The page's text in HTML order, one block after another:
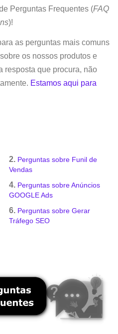
Perguntas Frequentes (FAQ
)!
as perguntas mais comuns
os nossos produtos e
resposta que procura, não
Estamos aqui para
2. Perguntas sobre Funil de
Vendas
4. Perguntas sobre Anúncios
GOOGLE Ads
6. Perguntas sobre Gerar
Tráfego SEO